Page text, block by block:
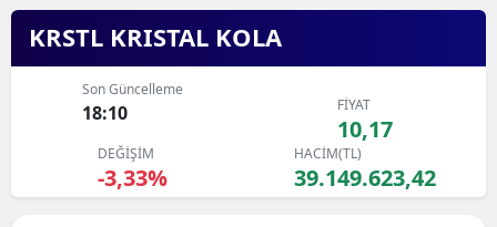
KRSTL KRISTAL KOLA
Son Güncelleme
18:10 FİYAT
10,17
DEĞİŞİM
-3,33%
HACİM(TL)
39.149.623,42